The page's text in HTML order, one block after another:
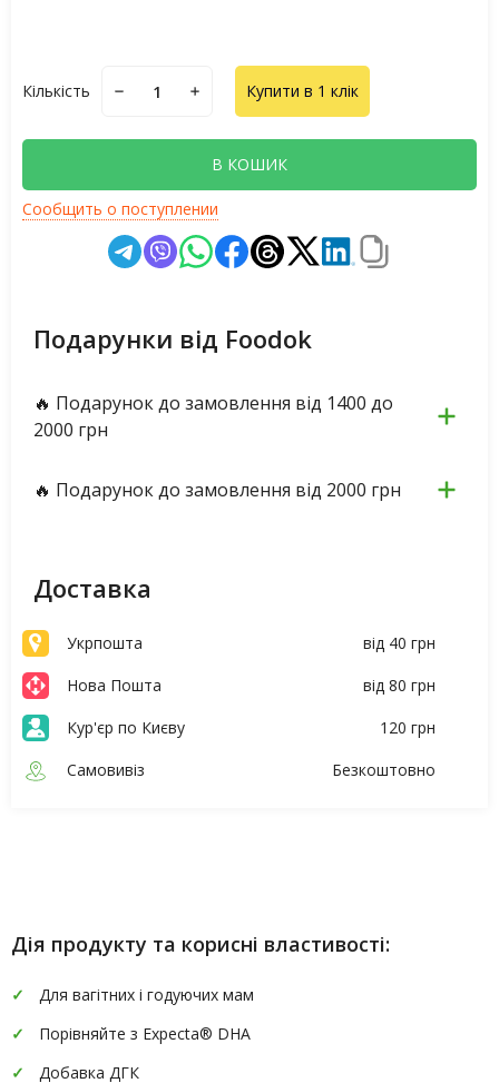
Кількість Купити в 1 клік
В КОШИК
Сообщить о поступлении
Подарунки від Foodok
🔥 Подарунок до замовлення від 1400 до
2000 грн
🔥 Подарунок до замовлення від 2000 грн
Доставка
Укрпошта
від 40 грн
Нова Пошта
від 80 грн
Кур'єр по Києву
120 грн
Самовивіз
Безкоштовно
Дія продукту та корисні властивості:
Для вагітних і годуючих мам
Порівняйте з Expecta® DHA
Добавка ДГК